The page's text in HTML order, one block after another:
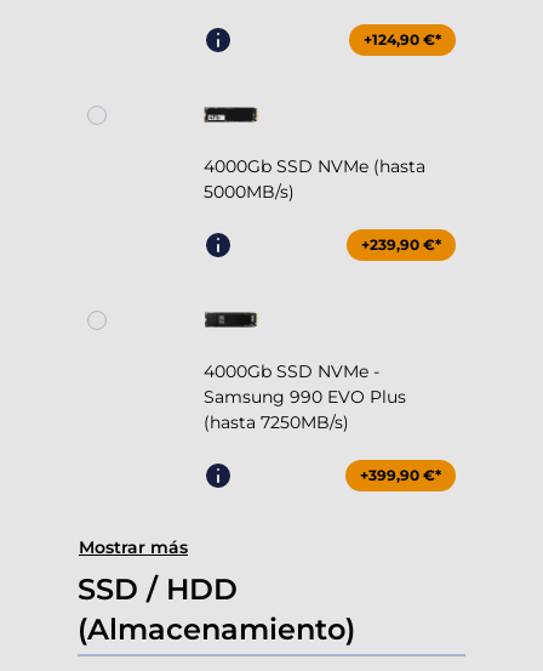
+124,90 €*
4000Gb SSD NVMe (hasta
5000MB/s)
+239,90 €*
4000Gb SSD NVMe -
Samsung 990 EVO Plus
(hasta 7250MB/s)
+399,90 €*
Mostrar más
SSD / HDD
(Almacenamiento)